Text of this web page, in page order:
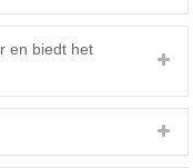
en biedt het